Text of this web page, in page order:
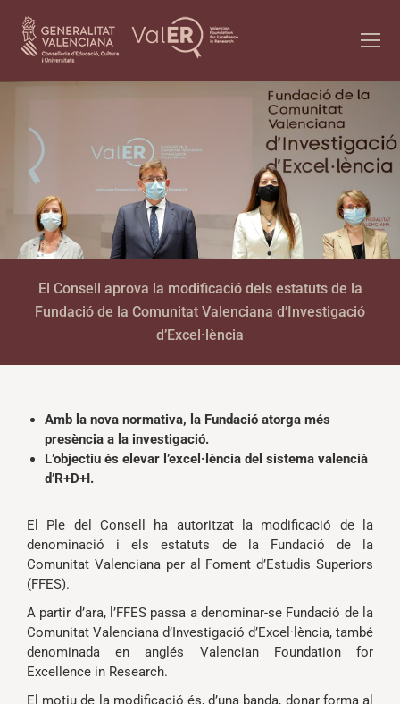
El Consell aprova la modificació dels estatuts de la
Fundació de la Comunitat Valenciana d’Investigació
d’Excel·lència
Amb la nova normativa, la Fundació atorga més
presència a la investigació.
L’objectiu és elevar l’excel·lència del sistema valencià
d’R+D+I.
El Ple del Consell ha autoritzat la modificació de la
denominació i els estatuts de la Fundació de la
Comunitat Valenciana per al Foment d’Estudis Superiors
(FFES).
A partir d’ara, l’FFES passa a denominar-se Fundació de la
Comunitat Valenciana d’Investigació d’Excel·lència, també
denominada en anglés Valencian Foundation for
Excellence in Research.
El motiu de la modificació és, d’una banda, donar forma al